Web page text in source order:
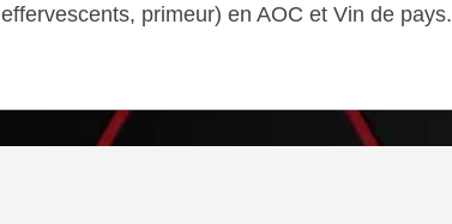
effervescents, primeur) en AOC et Vin de pays.